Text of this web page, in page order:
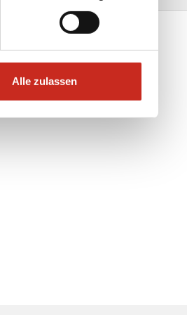
Alle zulassen